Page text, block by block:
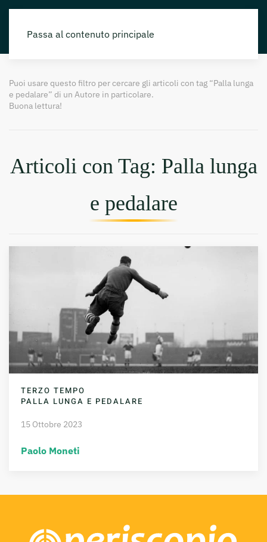
Passa al contenuto principale
Puoi usare questo filtro per cercare gli articoli con tag “Palla lunga
e pedalare” di un Autore in particolare.
Buona lettura!
Articoli con Tag: Palla lunga
e pedalare
TERZO TEMPO
PALLA LUNGA E PEDALARE
15 Ottobre 2023
Paolo Moneti